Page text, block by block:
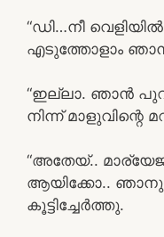
“ഡി…നീ
എടുത്തോളാം
“ഇല്ലാ. ഞാൻ
നിന്ന് മാളുവിന്റെ
“അതേയ്..
ആയിക്കോ.. ഞാനും
കൂട്ടിച്ചേർത്തു.